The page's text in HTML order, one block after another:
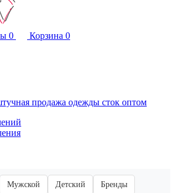
0 Корзина 0
продажа одежды сток оптом
Мужской Детский Бренды